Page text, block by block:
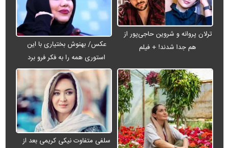
ترلان پروانه و شروین حاجی‌پور از
هم جدا شدند! + فیلم
عکس/ بهنوش بختیاری با این
استوری همه را به فکر فرو برد
سلفی متفاوت نیکی کریمی بعد از